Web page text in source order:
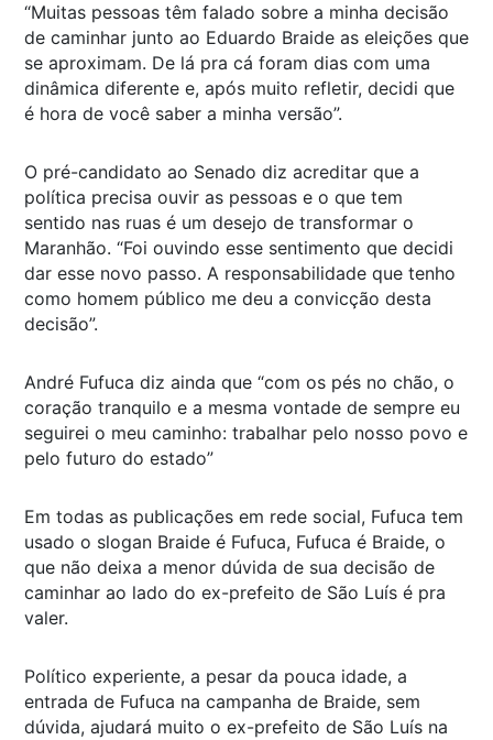
“Muitas pessoas têm falado sobre a minha decisão
de caminhar junto ao Eduardo Braide as eleições que
se aproximam. De lá pra cá foram dias com uma
dinâmica diferente e, após muito refletir, decidi que
é hora de você saber a minha versão”.
O pré-candidato ao Senado diz acreditar que a
política precisa ouvir as pessoas e o que tem
sentido nas ruas é um desejo de transformar o
Maranhão. “Foi ouvindo esse sentimento que decidi
dar esse novo passo. A responsabilidade que tenho
como homem público me deu a convicção desta
decisão”.
André Fufuca diz ainda que “com os pés no chão, o
coração tranquilo e a mesma vontade de sempre eu
seguirei o meu caminho: trabalhar pelo nosso povo e
pelo futuro do estado”
Em todas as publicações em rede social, Fufuca tem
usado o slogan Braide é Fufuca, Fufuca é Braide, o
que não deixa a menor dúvida de sua decisão de
caminhar ao lado do ex-prefeito de São Luís é pra
valer.
Político experiente, a pesar da pouca idade, a
entrada de Fufuca na campanha de Braide, sem
dúvida, ajudará muito o ex-prefeito de São Luís na